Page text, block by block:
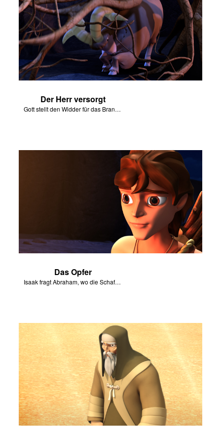
Der Herr versorgt
Gott stellt den Widder für das Brandopfer zur Verfügung.
Das Opfer
Isaak fragt Abraham, wo die Schafe für das Brandopfer sind.